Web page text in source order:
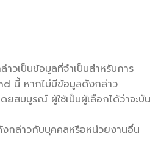
วเป็นข้อมูลที่จำเป็นสำหรับการ
นี้ หากไม่มีข้อมูลดังกล่าว
ดยสมบูรณ์ ผู้ใช้เป็นผู้เลือกได้ว่าจะบัน
งกล่าวกับบุคคลหรือหน่วยงานอื่น